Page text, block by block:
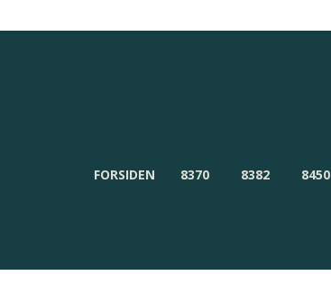
FORSIDEN 8370 8382 8450